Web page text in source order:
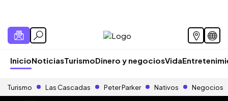
InicioNoticiasTurismoDinero y negociosVida
Turismo Las Cascadas Peter Parker Nativos Negocios